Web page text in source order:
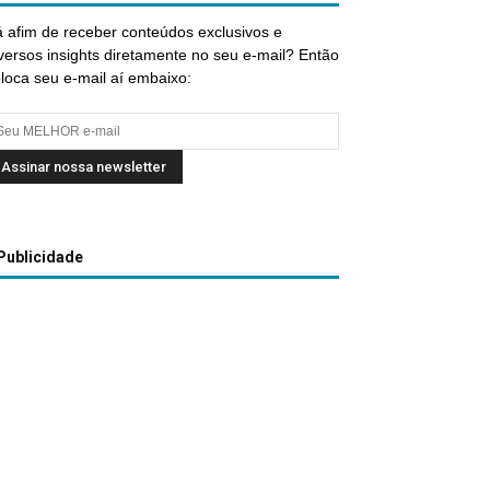
afim de receber conteúdos exclusivos e
insights diretamente no seu e-mail? Então
seu e-mail aí embaixo:
Publicidade